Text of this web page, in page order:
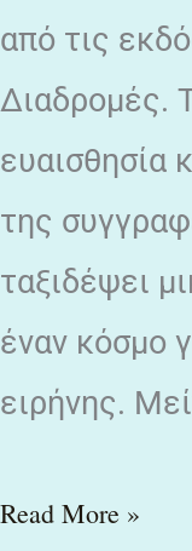
από τις
Διαδρομές.
ευαισθησία
της
ταξιδέψει
έναν κόσμο
ειρήνης.
Read More »